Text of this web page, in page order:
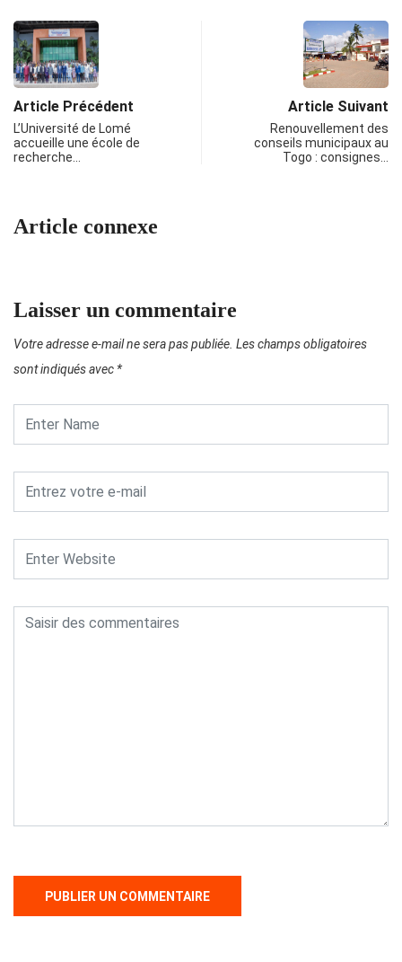
Article Précédent
L’Université de Lomé
accueille une école de
recherche…
Article Suivant
Renouvellement des
conseils municipaux au
Togo : consignes…
Article connexe
Laisser un commentaire
Votre adresse e-mail ne sera pas publiée. Les champs obligatoires
sont indiqués avec *